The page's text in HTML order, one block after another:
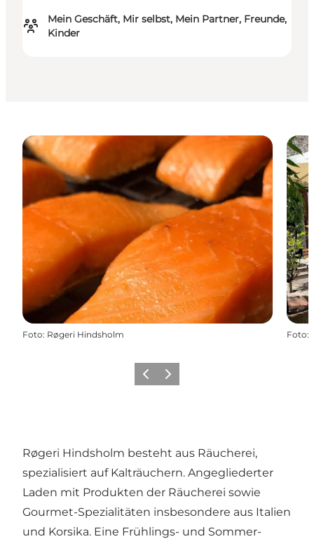
Mein Geschäft, Mir selbst, Mein Partner, Freunde,
Kinder
Foto: Røgeri Hindsholm Foto:
ZurückWeiter
Røgeri Hindsholm besteht aus Räucherei,
spezialisiert auf Kalträuchern. Angegliederter
Laden mit Produkten der Räucherei sowie
Gourmet-Spezialitäten insbesondere aus Italien
und Korsika. Eine Frühlings- und Sommer-